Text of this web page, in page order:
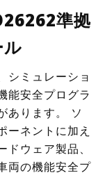
準拠
シミュレーショ
能安全プログラ
あります。 ソ
ーネントに加え
ウェア製品、
両の機能安全プ